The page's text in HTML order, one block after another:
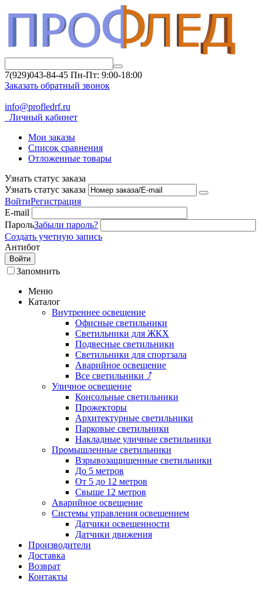
7(929)043-84-45 Пн-Пт: 9:00-18:00
Заказать обратный звонок
info@profledrf.ru
Личный кабинет
Мои заказы
Список сравнения
Отложенные товары
Узнать статус заказа
Узнать статус заказа
ВойтиРегистрация
E-mail
ПарольЗабыли пароль?
Создать учетную запись
Антибот
Войти
Запомнить
Меню
Каталог
Внутреннее освещение
Офисные светильники
Светильники для ЖКХ
Подвесные светильники
Светильники для спортзала
Аварийное освещение
Все светильники ⤴
Уличное освещение
Консольные светильники
Прожекторы
Архитектурные светильники
Парковые светильники
Накладные уличные светильники
Промышленные светильники
Взрывозащищенные светильники
До 5 метров
От 5 до 12 метров
Свыше 12 метров
Аварийное освещение
Системы управления освещением
Датчики освещенности
Датчики движения
Производители
Доставка
Возврат
Контакты